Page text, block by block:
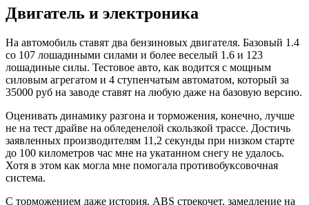
Двигатель и электроника
На автомобиль ставят два бензиновых двигателя. Базовый 1.4
со 107 лошадиными силами и более веселый 1.6 и 123
лошадиные силы. Тестовое авто, как водится с мощным
силовым агрегатом и 4 ступенчатым автоматом, который за
35000 руб на заводе ставят на любую даже на базовую версию.
Оценивать динамику разгона и торможения, конечно, лучше
не на тест драйве на обледенелой скользкой трассе. Достичь
заявленных производителям 11,2 секунды при низком старте
до 100 километров час мне на укатанном снегу не удалось.
Хотя в этом как могла мне помогала противобуксовочная
система.
С торможением даже история. ABS стрекочет, замедление на